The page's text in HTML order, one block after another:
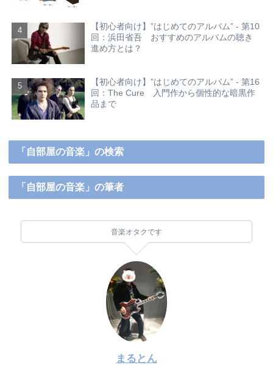
【初心者向け】”はじめてのアルバム” - 第10
回：浜田省吾 おすすめのアルバムの聴き
進め方とは？
【初心者向け】”はじめてのアルバム” - 第16
回：The Cure 入門作から個性的な暗黒作
品まで
「自部屋の音楽」の検索
「自部屋の音楽」の筆者
音楽オタクです
まるとん